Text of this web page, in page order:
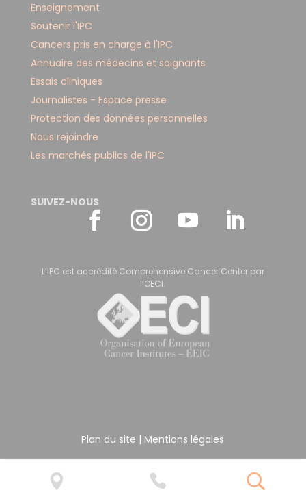
Enseignement
Soutenir l'IPC
Cancers pris en charge à l'IPC
Annuaire des médecins et soignants
Essais cliniques
Journalistes - Espace presse
Protection des données personnelles
Nous rejoindre
Les marchés publics de l'IPC
SUIVEZ-NOUS
L’IPC est accrédité Comprehensive Cancer Center par
l’OECI.
Plan du site | Mentions légales